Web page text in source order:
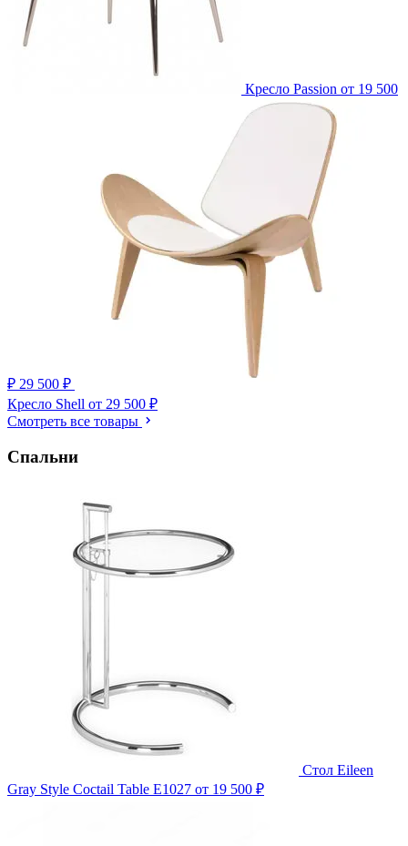
Кресло Passion от 19 500
₽ 29 500 ₽
Кресло Shell от 29 500 ₽
Смотреть все товары
Спальни
Стол Eileen
Gray Style Coctail Table E1027 от 19 500 ₽